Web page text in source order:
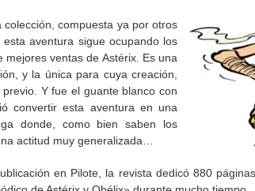
compuesta ya por otros
aventura sigue ocupando los
ventas de Astérix. Es una
y la única para cuya creación,
Y fue el guante blanco con
convertir esta aventura en una
donde, como bien saben los
actitud muy generalizada…
en Pilote, la revista dedicó 880